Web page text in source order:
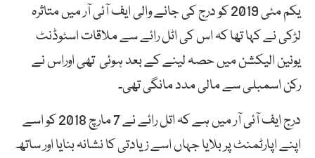
یکم مئی 2019 کو درج کی جانے والی ایف آئی آر میں متاثرہ
لڑکی نے کہا تھا کہ اس کی اٹل رائے سے ملاقات اسٹوڈنٹ
یونین الیکشن میں حصہ لینے کے بعد ہوئی تھی اوراس نے
رکن اسمبلی سے مالی مدد مانگی تھی۔
درج ایف آئی آر میں ہے کہ اتل رائے نے 7 مارچ 2018 کو اسے
اپنے اپارٹمنٹ پر بلایا جہاں اسے زیادتی کا نشانہ بنایا اور ساتھ